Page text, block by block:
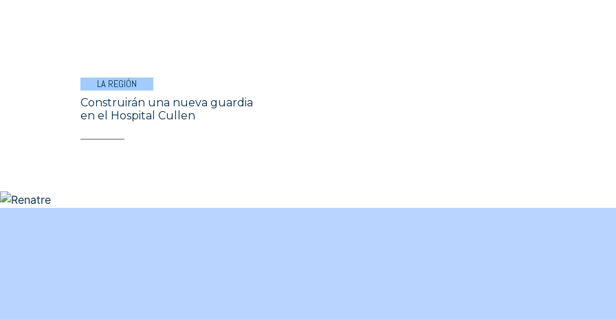
LA REGIÓN
Construirán una nueva guardia
en el Hospital Cullen